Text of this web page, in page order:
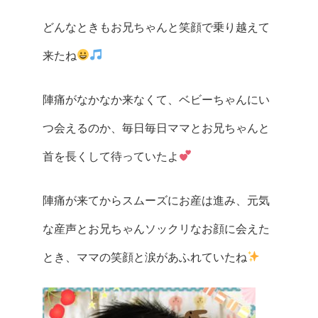
どんなときもお兄ちゃんと笑顔で乗り越えて
来たね
陣痛がなかなか来なくて、ベビーちゃんにい
つ会えるのか、毎日毎日ママとお兄ちゃんと
首を長くして待っていたよ
陣痛が来てからスムーズにお産は進み、元気
な産声とお兄ちゃんソックリなお顔に会えた
とき、ママの笑顔と涙があふれていたね